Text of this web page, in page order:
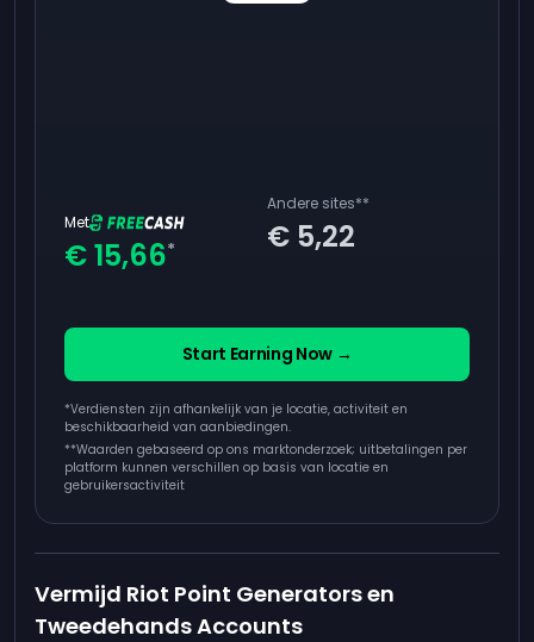
Met
€ 15,66*
Andere sites**
€ 5,22
Start Earning Now →
*Verdiensten zijn afhankelijk van je locatie, activiteit en
beschikbaarheid van aanbiedingen.
**Waarden gebaseerd op ons marktonderzoek; uitbetalingen per
platform kunnen verschillen op basis van locatie en
gebruikersactiviteit
Vermijd Riot Point Generators en
Tweedehands Accounts